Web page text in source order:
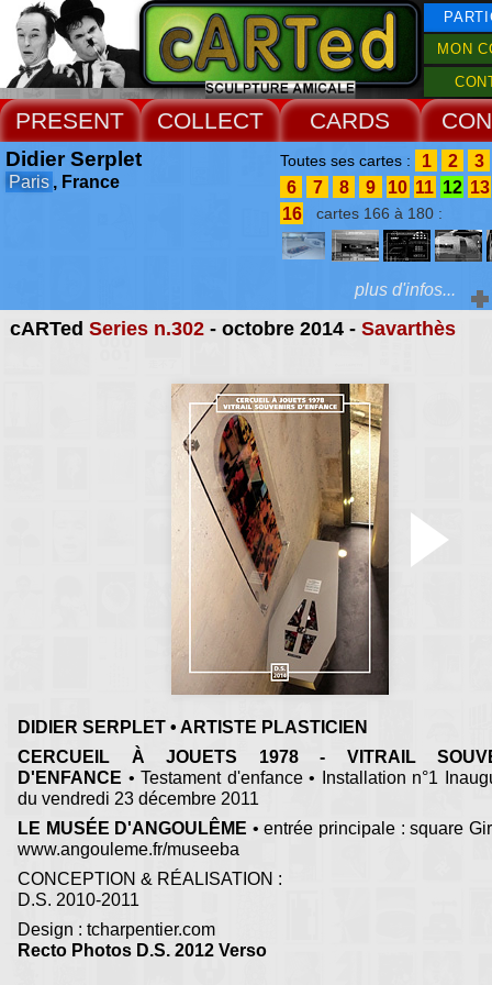
MON
PRESENT COLLECT CARDS
cARTed Series n.302- octobre 2014 - Savarthès
DIDIER SERPLET • ARTISTE PLASTICIEN
CERCUEIL À JOUETS 1978 - VITRAIL
D'ENFANCE • Testament d'enfance • Installation n°1
du vendredi 23 décembre 2011
LE MUSÉE D'ANGOULÊME • entrée principale : square
www.angouleme.fr/museeba
CONCEPTION & RÉALISATION :
D.S. 2010-2011
Design : tcharpentier.com
Recto Photos D.S. 2012 Verso
Didier Serplet
Paris , France
Toutes ses cartes : 1 2
3
6
7 8 9 10 11 12 13
16 cartes 166 à 180 :
Extras :
plus d'infos...